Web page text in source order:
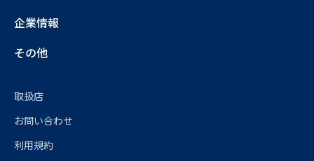
企業情報
その他
取扱店
お問い合わせ
利用規約